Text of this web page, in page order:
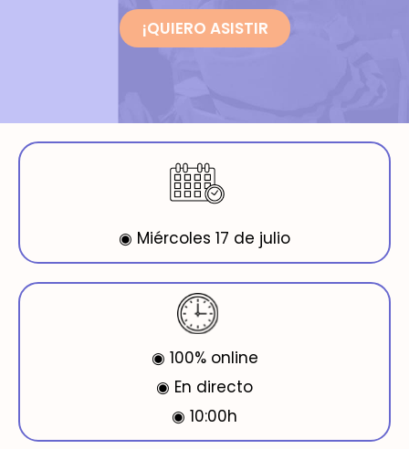
¡QUIERO ASISTIR
◉ Miércoles 17 de julio
◉ 100% online
◉ En directo
◉ 10:00h